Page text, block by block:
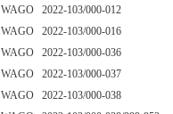
WAGO 2022-103/000-012
WAGO 2022-103/000-016
WAGO 2022-103/000-036
WAGO 2022-103/000-037
WAGO 2022-103/000-038